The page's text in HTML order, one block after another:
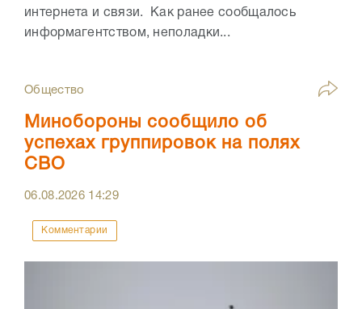
интернета и связи. Как ранее сообщалось
информагентством, неполадки...
Общество
Минобороны сообщило об
успехах группировок на полях
СВО
06.08.2026 14:29
Комментарии